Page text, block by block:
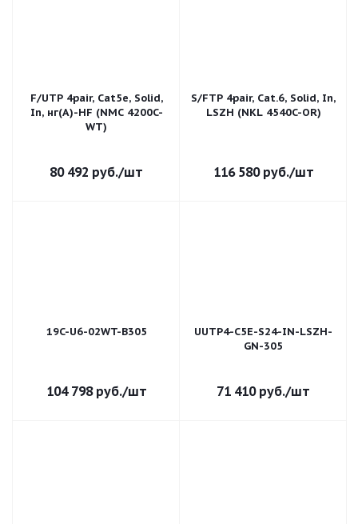
F/UTP 4pair, Cat5e, Solid,
In, нг(А)-HF (NMC 4200C-
WT)
80 492 руб./шт
S/FTP 4pair, Cat.6, Solid, In,
LSZH (NKL 4540C-OR)
116 580руб./шт
19C-U6-02WT-B305
104 798руб./шт
UUTP4-C5E-S24-IN-LSZH-
GN-305
71 410руб./шт